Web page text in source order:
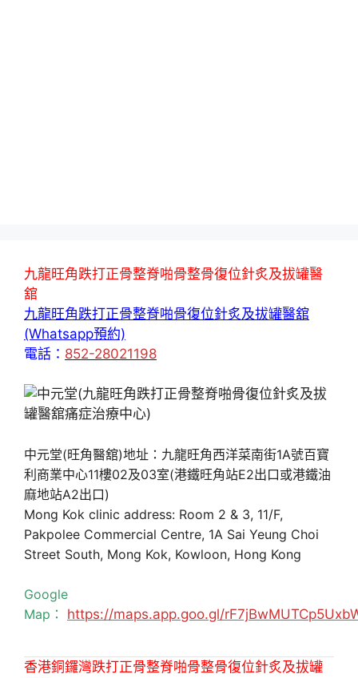
九龍旺角跌打正骨整脊啪骨整骨復位針炙及拔罐醫
舘
九龍旺角跌打正骨整脊啪骨復位針炙及拔罐醫舘
(Whatsapp預約)
電話： 852-28021198
中元堂(旺角醫舘)地址：九龍旺角西洋菜南街1A號百寶
利商業中心11樓02及03室(港鐵旺角站E2出口或港鐵油
麻地站A2出口)
Mong Kok clinic address: Room 2 & 3, 11/F,
Pakpolee Commercial Centre, 1A Sai Yeung Choi
Street South, Mong Kok, Kowloon, Hong Kong
Google
Map： https://maps.app.goo.gl/
香港銅鑼灣跌打正骨整脊啪骨整骨復位針炙及拔罐